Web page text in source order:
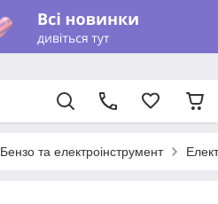
Бензо та електроінструмент